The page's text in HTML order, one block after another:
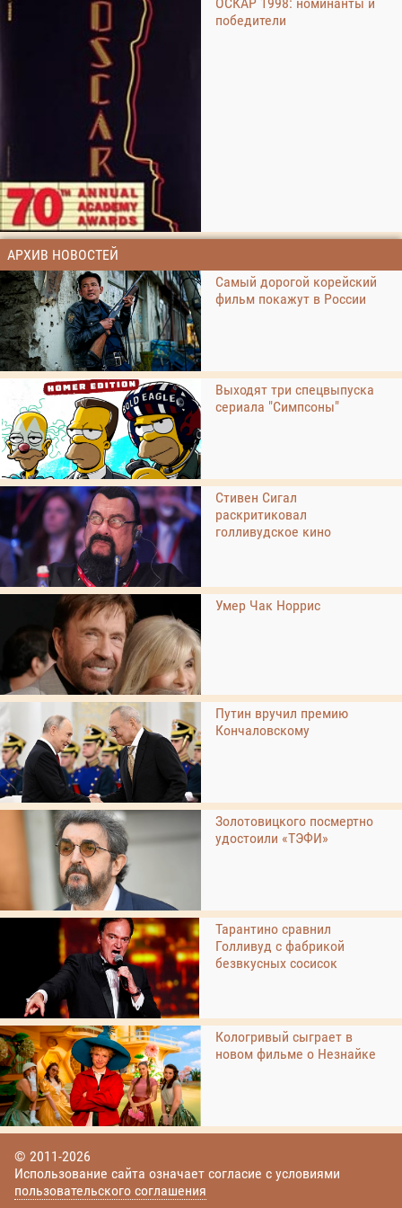
победители
АРХИВ НОВОСТЕЙ
Самый дорогой корейский
фильм покажут в России
Выходят три спецвыпуска
сериала "Симпсоны"
Стивен Сигал
раскритиковал
голливудское кино
Умер Чак Норрис
Путин вручил премию
Кончаловскому
Золотовицкого посмертно
удостоили «ТЭФИ»
Тарантино сравнил
Голливуд с фабрикой
безвкусных сосисок
Кологривый сыграет в
новом фильме о Незнайке
© 2011-2026
Использование сайта означает согласие с условиями
пользовательского соглашения